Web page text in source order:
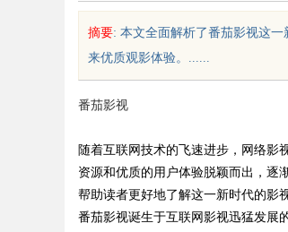
摘要: 本文全面解析了番茄影视这
来优质观影体验。......
番茄影视
随着互联网技术的飞速进步，网络影
资源和优质的用户体验脱颖而出，逐
帮助读者更好地了解这一新时代的影
番茄影视诞生于互联网影视迅猛发展
明私家侦探行业的真实面貌与
影